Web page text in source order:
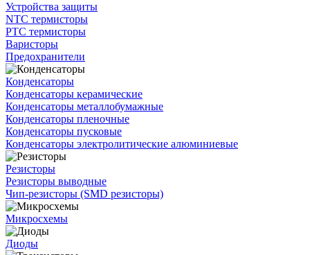
Устройства защиты
NTC термисторы
PTC термисторы
Варисторы
Предохранители
Конденсаторы
Конденсаторы керамические
Конденсаторы металлобумажные
Конденсаторы пленочные
Конденсаторы пусковые
Конденсаторы электролитические алюминиевые
Резисторы
Резисторы выводные
Чип-резисторы (SMD резисторы)
Микросхемы
Диоды